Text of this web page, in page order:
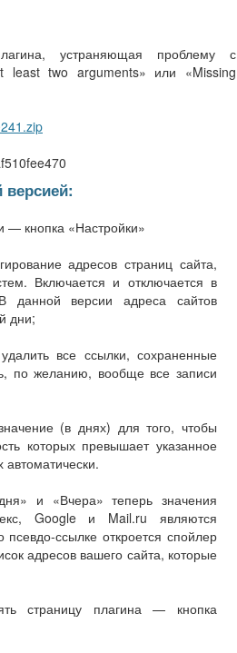
устраняющая проблему с
least two arguments» или «Missing
— кнопка «Настройки»
адресов страниц сайта,
Включается и отключается в
данной версии адреса сайтов
дни;
все ссылки, сохраненные
по желанию, вообще все записи
(в днях) для того, чтобы
которых превышает указанное
и «Вчера» теперь значения
Google и Mail.ru являются
ссылке откроется спойлер
адресов вашего сайта, которые
страницу плагина — кнопка